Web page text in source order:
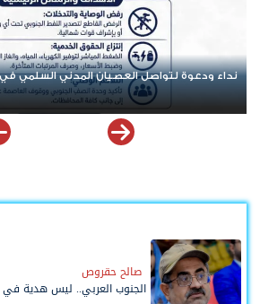
نداء ودعوة لتواصل العصيان المدني السلمي
صالح حقروص
الجنوب العربي.. ليس هدية في